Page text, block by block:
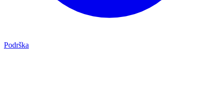
Podrška